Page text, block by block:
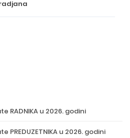
RADNIKA u 2026. godini
u 2026. godini